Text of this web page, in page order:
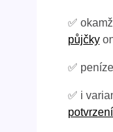
✅
půjčky
✅
✅ i